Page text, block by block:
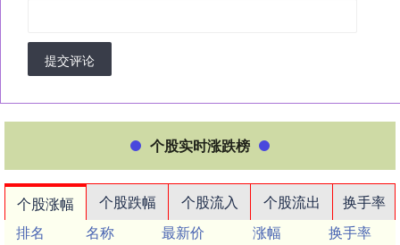
提交评论
个股实时涨跌榜
个股涨幅 个股跌幅 个股流入 个股流出
换手率
排名
名称 最新价 涨幅
换手率